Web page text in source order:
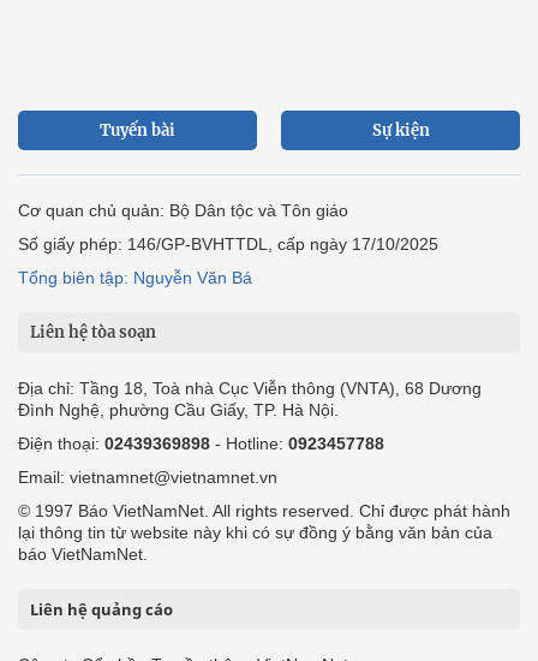
Tuyến bài Sự kiện
Cơ quan chủ quản: Bộ Dân tộc và Tôn giáo
Số giấy phép: 146/GP-BVHTTDL, cấp ngày 17/10/2025
Tổng biên tập: Nguyễn Văn Bá
Liên hệ tòa soạn
Địa chỉ: Tầng 18, Toà nhà Cục Viễn thông (VNTA), 68 Dương
Đình Nghệ, phường Cầu Giấy, TP. Hà Nội.
Điện thoại: 02439369898 - Hotline: 0923457788
Email: vietnamnet@vietnamnet.vn
© 1997 Báo VietNamNet. All rights reserved. Chỉ được phát hành
lại thông tin từ website này khi có sự đồng ý bằng văn bản của
báo VietNamNet.
Liên hệ quảng cáo